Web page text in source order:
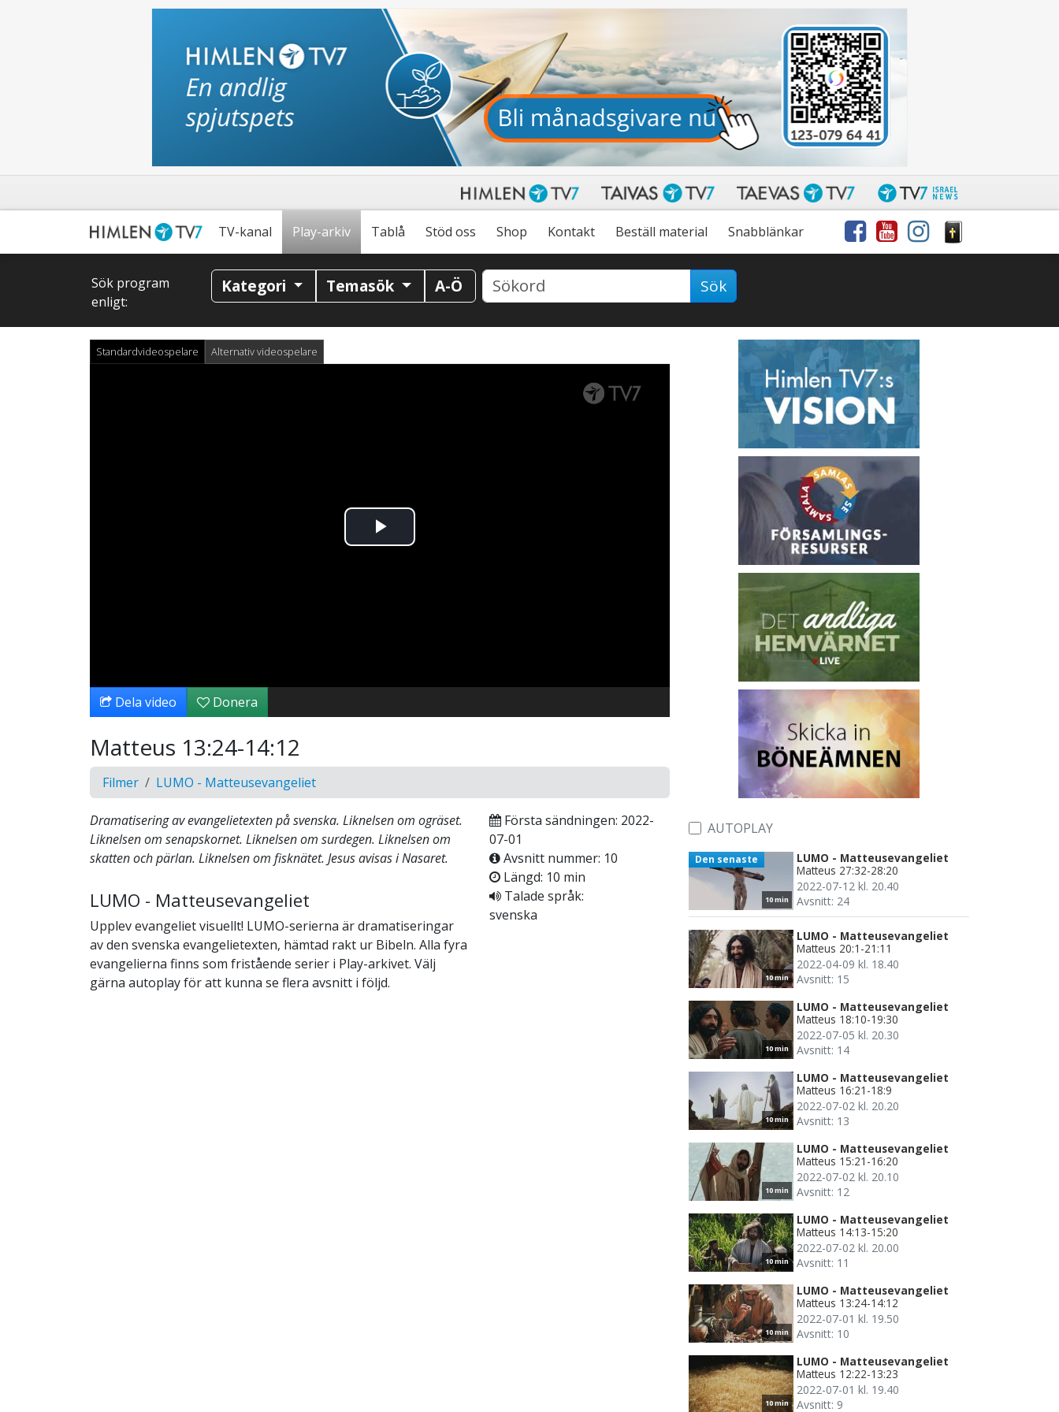
TV-kanal Play-arkiv Tablå Stöd oss Shop Kontakt Beställ material Snabblänkar
Sök program
enligt:
Kategori Temasök A-Ö Sök
Standardvideospelare Alternativ videospelare
Spela
Dela video Donera
Matteus 13:24-14:12
Filmer LUMO - Matteusevangeliet
Dramatisering av evangelietexten på svenska. Liknelsen om ogräset.
Liknelsen om senapskornet. Liknelsen om surdegen. Liknelsen om
skatten och pärlan. Liknelsen om fisknätet. Jesus avisas i Nasaret.
LUMO - Matteusevangeliet
Upplev evangeliet visuellt! LUMO-serierna är dramatiseringar
av den svenska evangelietexten, hämtad rakt ur Bibeln. Alla fyra
evangelierna finns som fristående serier i Play-arkivet. Välj
gärna autoplay för att kunna se flera avsnitt i följd.
Första sändningen: 2022-
07-01
Avsnitt nummer: 10
Längd: 10 min
Talade språk:
svenska
AUTOPLAY
10 min
Den senaste
LUMO - Matteusevangeliet
Matteus 27:32-28:20
2022-07-12 kl. 20.40
Avsnitt: 24
10 min
LUMO - Matteusevangeliet
Matteus 20:1-21:11
2022-04-09 kl. 18.40
Avsnitt: 15
10 min
LUMO - Matteusevangeliet
Matteus 18:10-19:30
2022-07-05 kl. 20.30
Avsnitt: 14
10 min
LUMO - Matteusevangeliet
Matteus 16:21-18:9
2022-07-02 kl. 20.20
Avsnitt: 13
10 min
LUMO - Matteusevangeliet
Matteus 15:21-16:20
2022-07-02 kl. 20.10
Avsnitt: 12
10 min
LUMO - Matteusevangeliet
Matteus 14:13-15:20
2022-07-02 kl. 20.00
Avsnitt: 11
10 min
LUMO - Matteusevangeliet
Matteus 13:24-14:12
2022-07-01 kl. 19.50
Avsnitt: 10
10 min
LUMO - Matteusevangeliet
Matteus 12:22-13:23
2022-07-01 kl. 19.40
Avsnitt: 9